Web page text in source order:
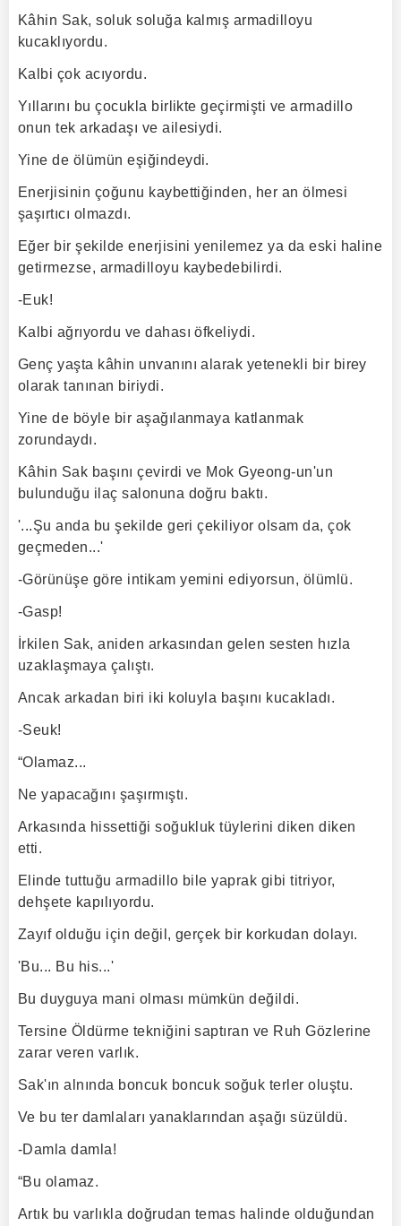
Kâhin Sak, soluk soluğa kalmış armadilloyu
kucaklıyordu.
Kalbi çok acıyordu.
Yıllarını bu çocukla birlikte geçirmişti ve armadillo
onun tek arkadaşı ve ailesiydi.
Yine de ölümün eşiğindeydi.
Enerjisinin çoğunu kaybettiğinden, her an ölmesi
şaşırtıcı olmazdı.
Eğer bir şekilde enerjisini yenilemez ya da eski haline
getirmezse, armadilloyu kaybedebilirdi.
-Euk!
Kalbi ağrıyordu ve dahası öfkeliydi.
Genç yaşta kâhin unvanını alarak yetenekli bir birey
olarak tanınan biriydi.
Yine de böyle bir aşağılanmaya katlanmak
zorundaydı.
Kâhin Sak başını çevirdi ve Mok Gyeong-un'un
bulunduğu ilaç salonuna doğru baktı.
'...Şu anda bu şekilde geri çekiliyor olsam da, çok
geçmeden...'
-Görünüşe göre intikam yemini ediyorsun, ölümlü.
-Gasp!
İrkilen Sak, aniden arkasından gelen sesten hızla
uzaklaşmaya çalıştı.
Ancak arkadan biri iki koluyla başını kucakladı.
-Seuk!
“Olamaz...
Ne yapacağını şaşırmıştı.
Arkasında hissettiği soğukluk tüylerini diken diken
etti.
Elinde tuttuğu armadillo bile yaprak gibi titriyor,
dehşete kapılıyordu.
Zayıf olduğu için değil, gerçek bir korkudan dolayı.
'Bu... Bu his...'
Bu duyguya mani olması mümkün değildi.
Tersine Öldürme tekniğini saptıran ve Ruh Gözlerine
zarar veren varlık.
Sak'ın alnında boncuk boncuk soğuk terler oluştu.
Ve bu ter damlaları yanaklarından aşağı süzüldü.
-Damla damla!
“Bu olamaz.
Artık bu varlıkla doğrudan temas halinde olduğundan